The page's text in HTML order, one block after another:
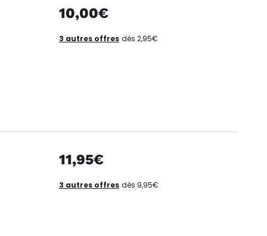
10,00€
3 autres offres dès 2,95€
11,95€
3 autres offres dès 9,95€